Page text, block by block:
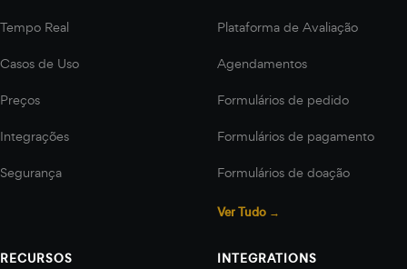
Tempo Real
Casos de Uso
Preços
Integrações
Segurança
Plataforma de Avaliação
Agendamentos
Formulários de pedido
Formulários de pagamento
Formulários de doação
Ver Tudo →
RECURSOS INTEGRATIONS